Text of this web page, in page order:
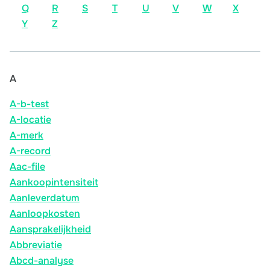
Q
R S T U V W
X
Y
Z
A
A-b-test
A-locatie
A-merk
A-record
Aac-file
Aankoopintensiteit
Aanleverdatum
Aanloopkosten
Aansprakelijkheid
Abbreviatie
Abcd-analyse